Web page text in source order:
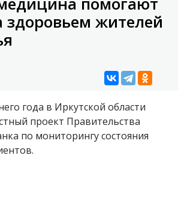
здоровьем жителей
года в Иркутской области
проект Правительства
по мониторингу состояния